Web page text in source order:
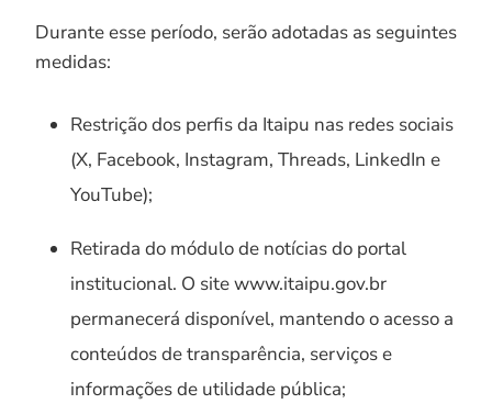
Durante esse período, serão adotadas as seguintes
medidas:
Restrição dos perfis da Itaipu nas redes sociais
(X, Facebook, Instagram, Threads, LinkedIn e
YouTube);
Retirada do módulo de notícias do portal
institucional. O site www.itaipu.gov.br
permanecerá disponível, mantendo o acesso a
conteúdos de transparência, serviços e
informações de utilidade pública;